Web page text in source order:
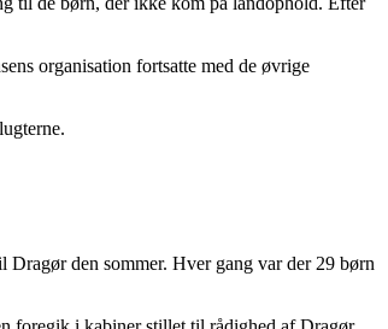
organisation fortsatte med de øvrige
den sommer. Hver gang var der 29 børn